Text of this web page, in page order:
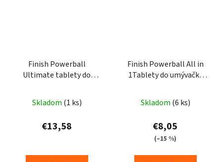
Finish Powerball
Ultimate tablety do
Skladom (1 ks)
€13,58
Finish Powerball All in
1Tablety do umývačky
Skladom (6 ks)
€8,05
(–15 %)